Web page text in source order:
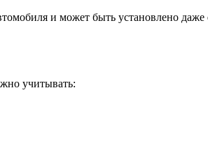
и может быть установлено
учитывать: